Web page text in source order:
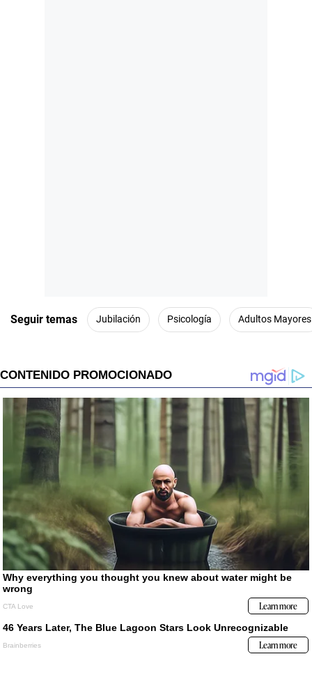
Seguir temas Jubilación Psicología Adultos Mayores